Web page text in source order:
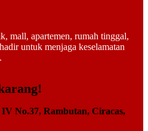
mall, apartemen, rumah tinggal,
untuk menjaga keselamatan
No.37, Rambutan, Ciracas,